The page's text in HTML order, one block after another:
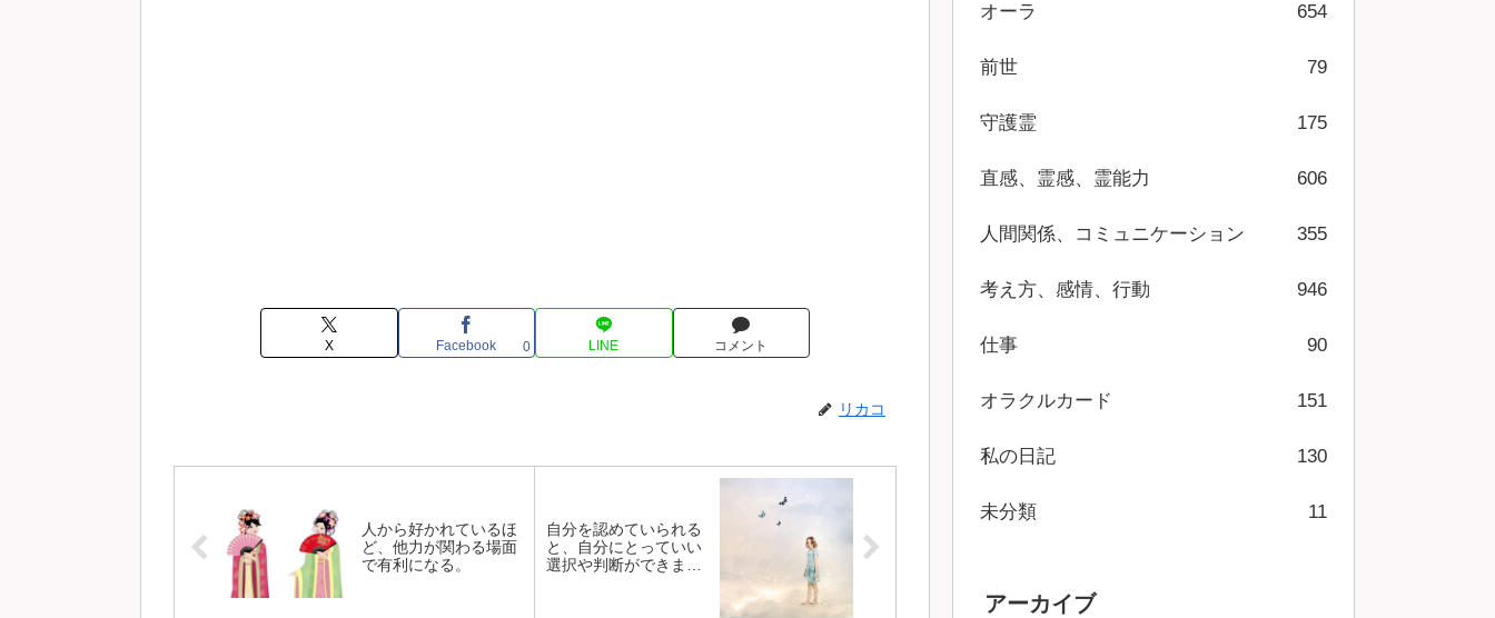
X Facebook 0 LINE コメント
リカコ
人から好かれているほ
ど、他力が関わる場面
で有利になる。
自分を認めていられる
と、自分にとっていい
選択や判断ができま
オーラ 654
前世 79
守護霊 175
直感、霊感、霊能力 606
人間関係、コミュニケーション 355
考え方、感情、行動 946
仕事 90
オラクルカード 151
私の日記 130
未分類 11
アーカイブ